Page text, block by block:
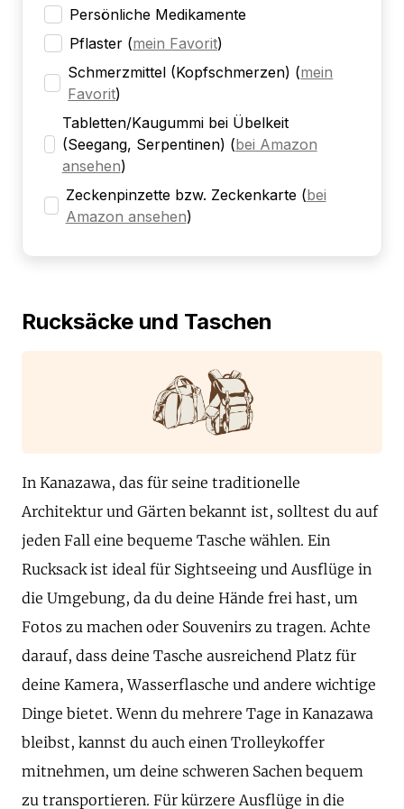
Persönliche Medikamente
Pflaster (mein Favorit)
Schmerzmittel (Kopfschmerzen) (mein
Favorit)
Tabletten/Kaugummi bei Übelkeit
(Seegang, Serpentinen) (bei Amazon
ansehen)
Zeckenpinzette bzw. Zeckenkarte (bei
Amazon ansehen)
Rucksäcke und Taschen
In Kanazawa, das für seine traditionelle
Architektur und Gärten bekannt ist, solltest du auf
jeden Fall eine bequeme Tasche wählen. Ein
Rucksack ist ideal für Sightseeing und Ausflüge in
die Umgebung, da du deine Hände frei hast, um
Fotos zu machen oder Souvenirs zu tragen. Achte
darauf, dass deine Tasche ausreichend Platz für
deine Kamera, Wasserflasche und andere wichtige
Dinge bietet. Wenn du mehrere Tage in Kanazawa
bleibst, kannst du auch einen Trolleykoffer
mitnehmen, um deine schweren Sachen bequem
zu transportieren. Für kürzere Ausflüge in die